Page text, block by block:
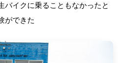
イクに乗ることもなかったと
ができた